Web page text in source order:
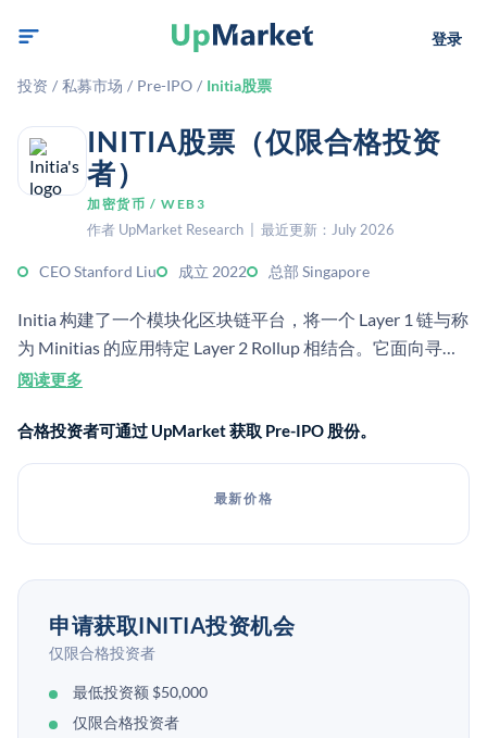
登录
投资 / 私募市场 / Pre-IPO / Initia股票
INITIA股票（仅限合格投资
者）
加密货币 / WEB3
作者 UpMarket Research | 最近更新：July 2026
CEO Stanford Liu 成立 2022 总部 Singapore
Initia 构建了一个模块化区块链平台，将一个 Layer 1 链与称
为 Minitias 的应用特定 Layer 2 Rollup 相结合。它面向寻求
可扩展、可互操作基础设施的去中心化应用开发者。
阅读更多
合格投资者可通过 UpMarket 获取 Pre-IPO 股份。
最新价格
申请获取INITIA投资机会
仅限合格投资者
最低投资额 $50,000
仅限合格投资者